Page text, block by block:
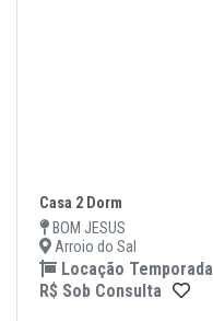
Casa 2 Dorm
BOM JESUS
Arroio do Sal
Locação Temporada
R$ Sob Consulta